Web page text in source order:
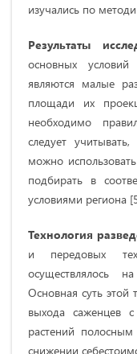
изучались по
Результаты
основных
являются малые
площади их
необходимо
следует
можно
подбирать в
условиями региона
Технология
и передовых
осуществлялось
Основная суть этой
выхода саженцев
растений
снижении